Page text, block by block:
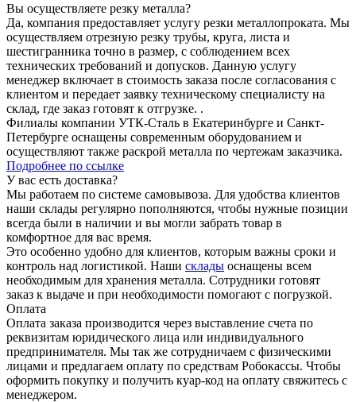
Вы осуществляете резку металла?
Да, компания предоставляет услугу резки металлопроката. Мы
осуществляем отрезную резку трубы, круга, листа и
шестигранника точно в размер, с соблюдением всех
технических требований и допусков. Данную услугу
менеджер включает в стоимость заказа после согласования с
клиентом и передает заявку техническому специалисту на
склад, где заказ готовят к отгрузке. .
Филиалы компании УТК-Сталь в Екатеринбурге и Санкт-
Петербурге оснащены современным оборудованием и
осуществляют также раскрой металла по чертежам заказчика.
Подробнее по ссылке
У вас есть доставка?
Мы работаем по системе самовывоза. Для удобства клиентов
наши склады регулярно пополняются, чтобы нужные позиции
всегда были в наличии и вы могли забрать товар в
комфортное для вас время.
Это особенно удобно для клиентов, которым важны сроки и
контроль над логистикой. Наши склады оснащены всем
необходимым для хранения металла. Сотрудники готовят
заказ к выдаче и при необходимости помогают с погрузкой.
Оплата
Оплата заказа производится через выставление счета по
реквизитам юридического лица или индивидуального
предпринимателя. Мы так же сотрудничаем с физическими
лицами и предлагаем оплату по средствам Робокассы. Чтобы
оформить покупку и получить куар-код на оплату свяжитесь с
менеджером.